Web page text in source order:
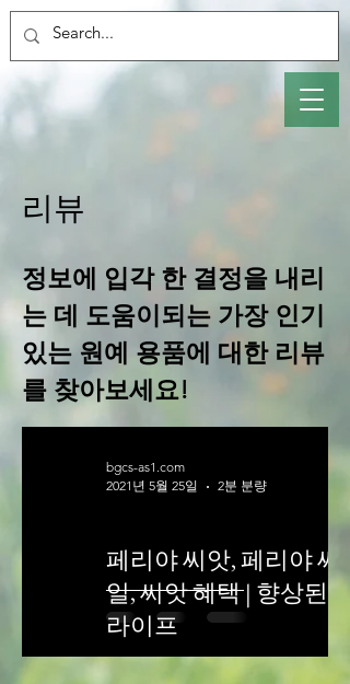
리뷰
정보에 입각 한 결정을 내리
는 데 도움이되는 가장 인기
있는 원예 용품에 대한 리뷰
를 찾아보세요!
페리야 씨앗, 페리야 씨
일, 씨앗 혜택 | 향상된
라이프
bgcs-as1.com
2021년 5월 25일
2분 분량